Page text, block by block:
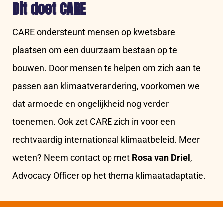
Dit doet CARE
CARE ondersteunt mensen op kwetsbare
plaatsen om een duurzaam bestaan op te
bouwen. Door mensen te helpen om zich aan te
passen aan klimaatverandering, voorkomen we
dat armoede en ongelijkheid nog verder
toenemen. Ook zet CARE zich in voor een
rechtvaardig internationaal klimaatbeleid. Meer
weten? Neem contact op met Rosa van Driel,
Advocacy Officer op het thema klimaatadaptatie.